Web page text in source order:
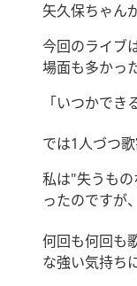
矢久保ちゃん
今回のライブ
場面も多かっ
「いつかでき
では1人づつ
私は"失うも
ったのですが、
何回も何回も
な強い気持ち